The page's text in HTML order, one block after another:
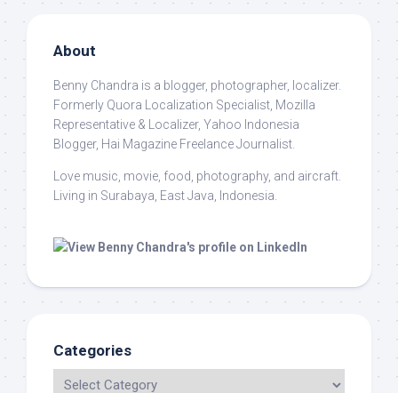
About
Benny Chandra is a blogger, photographer, localizer.
Formerly Quora Localization Specialist, Mozilla
Representative & Localizer, Yahoo Indonesia
Blogger, Hai Magazine Freelance Journalist.
Love music, movie, food, photography, and aircraft.
Living in Surabaya, East Java, Indonesia.
Categories